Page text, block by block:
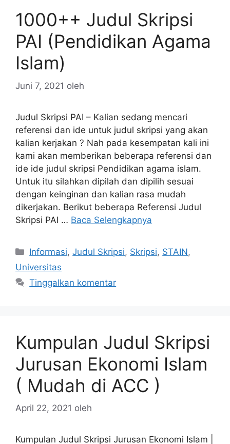
1000++ Judul Skripsi
PAI (Pendidikan Agama
Islam)
Juni 7, 2021 oleh
Judul Skripsi PAI – Kalian sedang mencari
referensi dan ide untuk judul skripsi yang akan
kalian kerjakan ? Nah pada kesempatan kali ini
kami akan memberikan beberapa referensi dan
ide ide judul skripsi Pendidikan agama islam.
Untuk itu silahkan dipilah dan dipilih sesuai
dengan keinginan dan kalian rasa mudah
dikerjakan. Berikut beberapa Referensi Judul
Skripsi PAI … Baca Selengkapnya
Kategori
Informasi,Judul Skripsi, Skripsi, STAIN,
Universitas
Tinggalkan komentar
Kumpulan Judul Skripsi
Jurusan Ekonomi Islam
( Mudah di ACC )
April 22, 2021 oleh
Kumpulan Judul Skripsi Jurusan Ekonomi Islam |